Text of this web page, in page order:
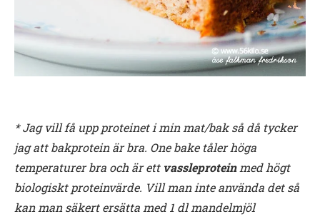
* Jag vill få upp proteinet i min mat/bak så då tycker
jag att bakprotein är bra. One bake tåler höga
temperaturer bra och är ett vassleproteinmed högt
biologiskt proteinvärde. Vill man inte använda det så
kan man säkert ersätta med 1 dl mandelmjöl